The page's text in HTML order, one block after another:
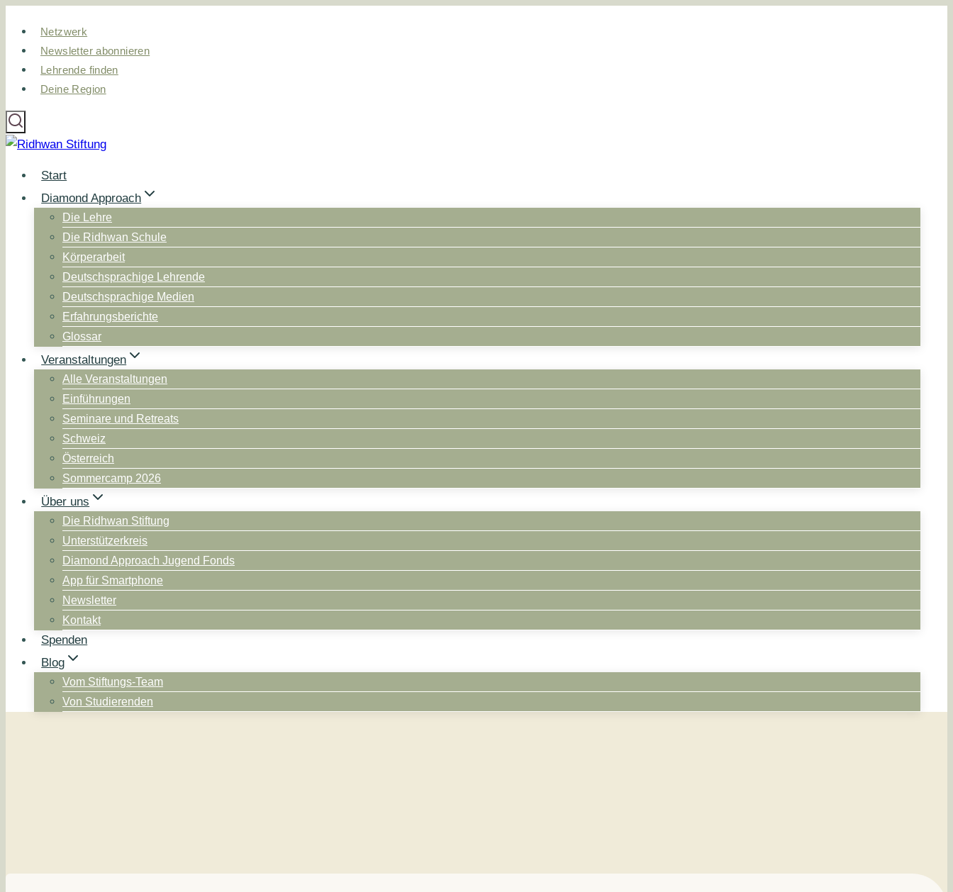
Inhalt
springen
Netzwerk
Newsletter abonnieren
Lehrende finden
Deine Region
Start
Diamond Approach
Die Lehre
Die Ridhwan Schule
Körperarbeit
Deutschsprachige Lehrende
Deutschsprachige Medien
Erfahrungsberichte
Glossar
Veranstaltungen
Alle Veranstaltungen
Einführungen
Seminare und Retreats
Schweiz
Österreich
Sommercamp 2026
Über uns
Die Ridhwan Stiftung
Unterstützerkreis
Diamond Approach Jugend Fonds
App für Smartphone
Newsletter
Kontakt
Spenden
Blog
Vom Stiftungs-Team
Von Studierenden